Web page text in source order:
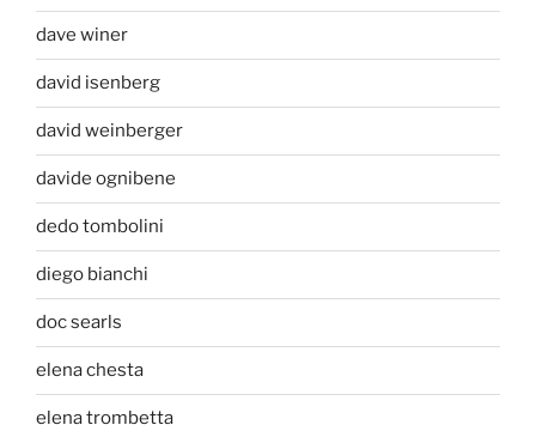
dave winer
david isenberg
david weinberger
davide ognibene
dedo tombolini
diego bianchi
doc searls
elena chesta
elena trombetta